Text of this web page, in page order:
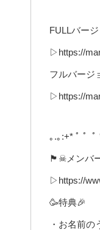
FULLバー
▷https://
フルバージ
▷https://
｡.｡:+* ﾟ ゜ﾟ
🏴☠メンバ
▷https://
🥳特典🎉
・お名前